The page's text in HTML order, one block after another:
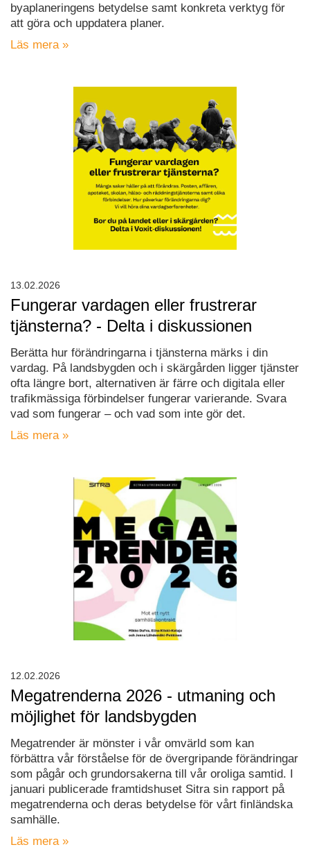
byaplaneringens betydelse samt konkreta verktyg för
att göra och uppdatera planer.
Läs mera »
Fungerar vardagen eller frustrerar
tjänsterna? - Delta i diskussionen
Berätta hur förändringarna i tjänsterna märks i din
vardag. På landsbygden och i skärgården ligger tjänster
ofta längre bort, alternativen är färre och digitala eller
trafikmässiga förbindelser fungerar varierande. Svara
vad som fungerar – och vad som inte gör det.
Läs mera »
13.02.2026
Megatrenderna 2026 - utmaning och
möjlighet för landsbygden
Megatrender är mönster i vår omvärld som kan
förbättra vår förståelse för de övergripande förändringar
som pågår och grundorsakerna till vår oroliga samtid. I
januari publicerade framtidshuset Sitra sin rapport på
megatrenderna och deras betydelse för vårt finländska
samhälle.
Läs mera »
12.02.2026